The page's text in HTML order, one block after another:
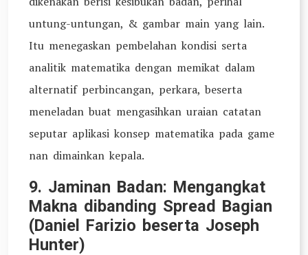
untung-untungan, & gambar main yang lain.
Itu menegaskan pembelahan kondisi serta
analitik matematika dengan memikat dalam
alternatif perbincangan, perkara, beserta
meneladan buat mengasihkan uraian catatan
seputar aplikasi konsep matematika pada game
nan dimainkan kepala.
9. Jaminan Badan: Mengangkat
Makna dibanding Spread Bagian
(Daniel Farizio beserta Joseph
Hunter)